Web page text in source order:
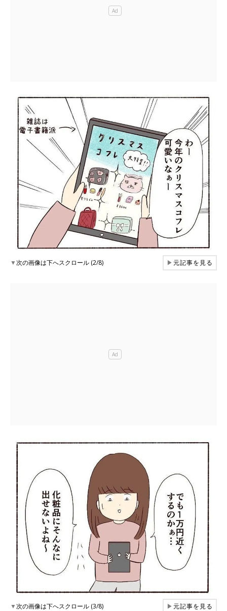
▼次の画像は下へスクロール (2/8) ▶元記事を見る
▼次の画像は下へスクロール (3/8) ▶元記事を見る